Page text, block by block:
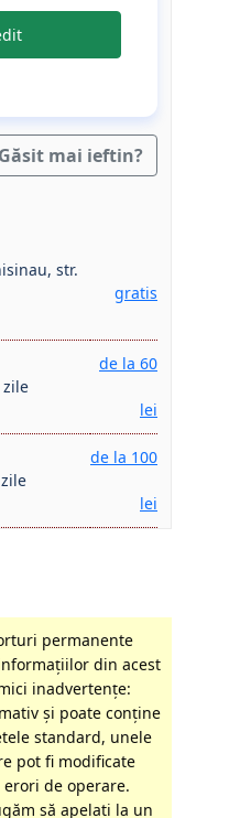
Găsit mai ieftin?
str.
gratis
zile
de la 60
lei
de la 100
lei
permanente
din acest
inadvertenţe:
şi poate conţine
standard, unele
pot fi modificate
de operare.
să apelati la un